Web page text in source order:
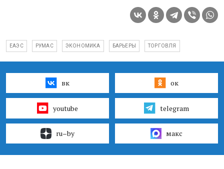
ЕАЭС РУМАС ЭКОНОМИКА БАРЬЕРЫ ТОРГОВЛЯ
вк ок
youtube telegram
ru–by макс